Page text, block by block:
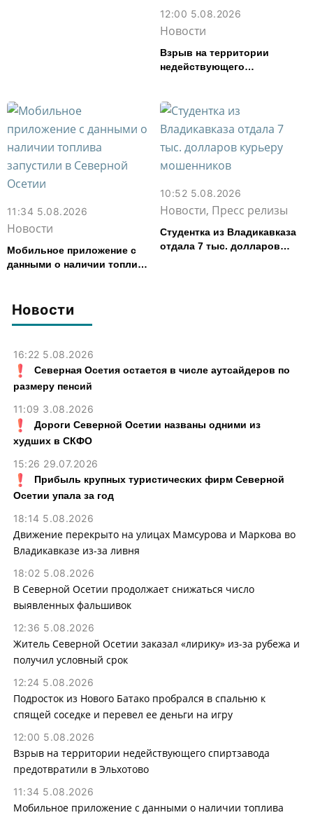
Новости
16:22 5.08.2026
Северная Осетия остается в числе аутсайдеров по
размеру пенсий
11:09 3.08.2026
Дороги Северной Осетии названы одними из
худших в СКФО
15:26 29.07.2026
Прибыль крупных туристических фирм Северной
Осетии упала за год
18:14 5.08.2026
Движение перекрыто на улицах Мамсурова и Маркова во
Владикавказе из-за ливня
18:02 5.08.2026
В Северной Осетии продолжает снижаться число
выявленных фальшивок
12:36 5.08.2026
Житель Северной Осетии заказал «лирику» из-за рубежа и
получил условный срок
12:24 5.08.2026
Подросток из Нового Батако пробрался в спальню к
спящей соседке и перевел ее деньги на игру
12:00 5.08.2026
Взрыв на территории недействующего спиртзавода
предотвратили в Эльхотово
11:34 5.08.2026
Мобильное приложение с данными о наличии топлива
12:00 5.08.2026
Новости
Взрыв на территории
недействующего
11:34 5.08.2026
Новости
Мобильное приложение с
данными о наличии топлива
10:52 5.08.2026
Новости, Пресс релизы
Студентка из Владикавказа
отдала 7 тыс. долларов